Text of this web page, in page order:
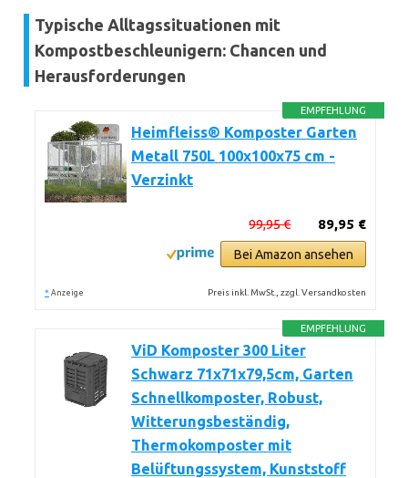
Typische Alltagssituationen mit
Kompostbeschleunigern: Chancen und
Herausforderungen
EMPFEHLUNG
Heimfleiss® Komposter Garten
Metall 750L 100x100x75 cm -
Verzinkt
89,95 €
99,95 €
Bei Amazon ansehen
* Anzeige Preis inkl. MwSt., zzgl. Versandkosten
EMPFEHLUNG
ViD Komposter 300 Liter
Schwarz 71x71x79,5cm, Garten
Schnellkomposter, Robust,
Witterungsbeständig,
Thermokomposter mit
Belüftungssystem, Kunststoff